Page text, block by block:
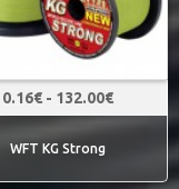
0.16€ - 132.00€
WFT KG Strong